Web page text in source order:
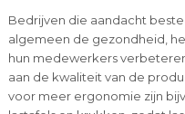
Bedrijven die aandacht
algemeen de gezondheid,
hun medewerkers
aan de kwaliteit van de
voor meer ergonomie zijn